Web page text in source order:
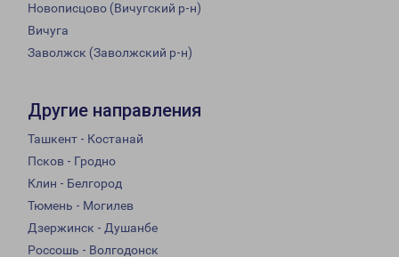
Новописцово (Вичугский р-н)
Вичуга
Заволжск (Заволжский р-н)
Другие направления
Ташкент - Костанай
Псков - Гродно
Клин - Белгород
Тюмень - Могилев
Дзержинск - Душанбе
Россошь - Волгодонск